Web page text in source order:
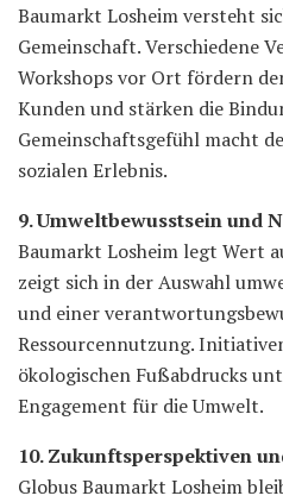
Baumarkt Losheim versteht
Gemeinschaft. Verschiedene
Workshops vor Ort fördern
Kunden und stärken die
Gemeinschaftsgefühl macht
sozialen Erlebnis.
9. Umweltbewusstsein und
Baumarkt Losheim legt Wert
zeigt sich in der Auswahl
und einer
Ressourcennutzung.
ökologischen Fußabdrucks
Engagement für die Umwelt.
10. Zukunftsperspektiven
Globus Baumarkt Losheim